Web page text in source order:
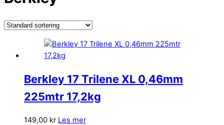
Berkley 17 Trilene XL 0,46mm
225mtr 17,2kg
149,00 kr Les mer